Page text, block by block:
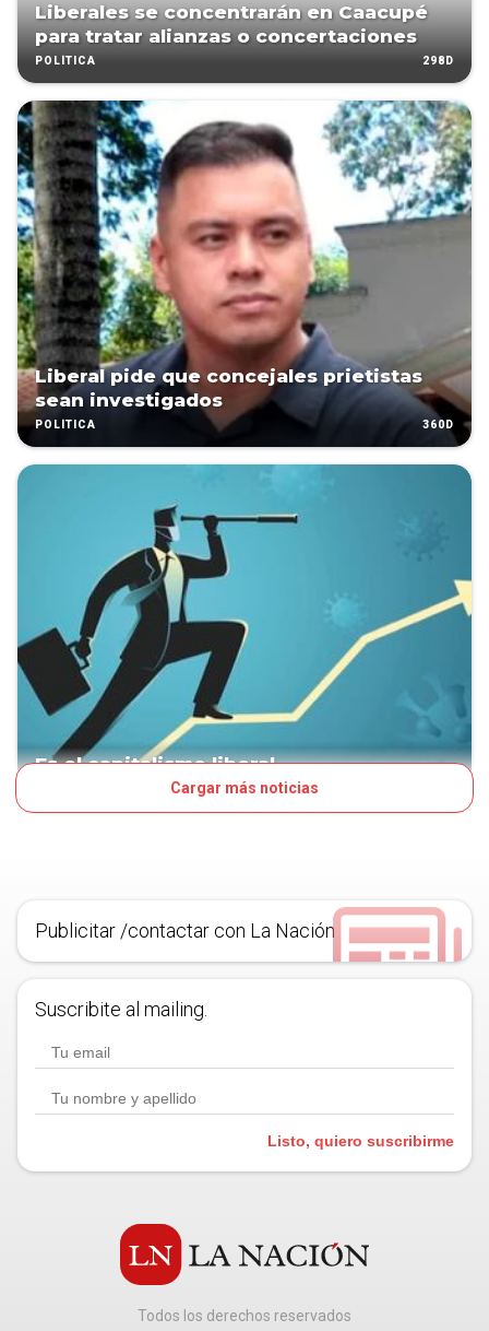
Liberales se concentrarán en Caacupé
para tratar alianzas o concertaciones
POLÍTICA 298D
Liberal pide que concejales prietistas
sean investigados
POLÍTICA 360D
Es el capitalismo liberal
Cargar más noticias
Publicitar /contactar con La Nación
Suscribite al mailing.
Listo, quiero suscribirme
Todos los derechos reservados